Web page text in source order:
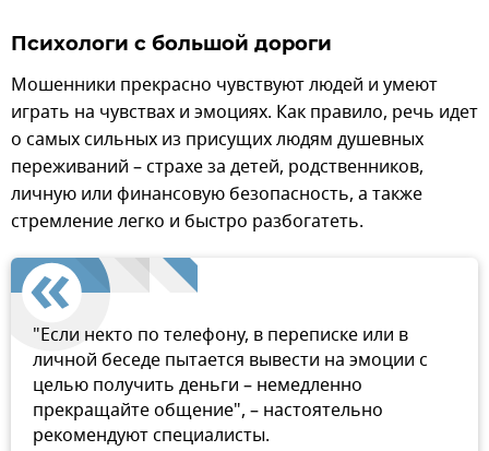
Психологи с большой дороги
Мошенники прекрасно чувствуют людей и умеют
играть на чувствах и эмоциях. Как правило, речь идет
о самых сильных из присущих людям душевных
переживаний – страхе за детей, родственников,
личную или финансовую безопасность, а также
стремление легко и быстро разбогатеть.
"Если некто по телефону, в переписке или в
личной беседе пытается вывести на эмоции с
целью получить деньги – немедленно
прекращайте общение", – настоятельно
рекомендуют специалисты.